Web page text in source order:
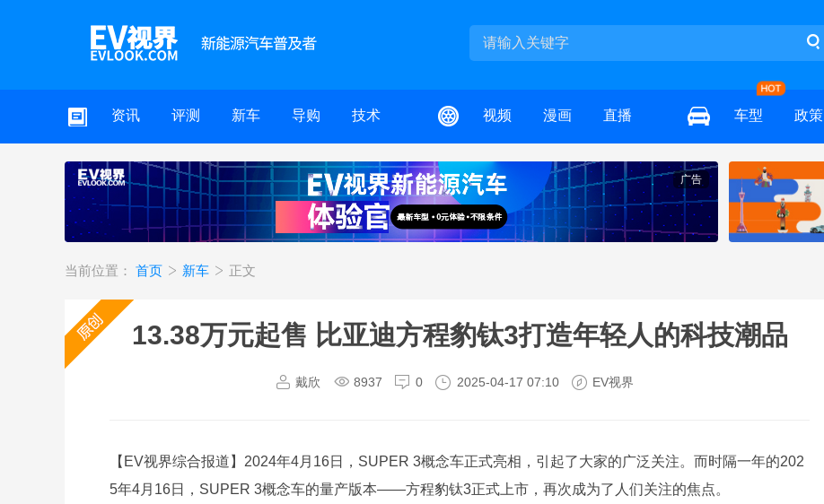
资讯 评测 新车 导购 技术 视频 漫画 直播 车型 政策
广告
当前位置： 首页 新车 正文
13.38万元起售 比亚迪方程豹钛3打造年轻人的科技潮品
戴欣 8937 0 2025-04-17 07:10 EV视界
【EV视界综合报道】2024年4月16日，SUPER 3概念车正式亮相，引起了大家的广泛关注。而时隔一年的202
5年4月16日，SUPER 3概念车的量产版本——方程豹钛3正式上市，再次成为了人们关注的焦点。